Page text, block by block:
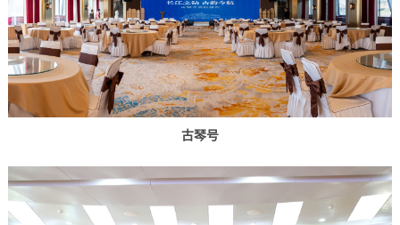
古琴号